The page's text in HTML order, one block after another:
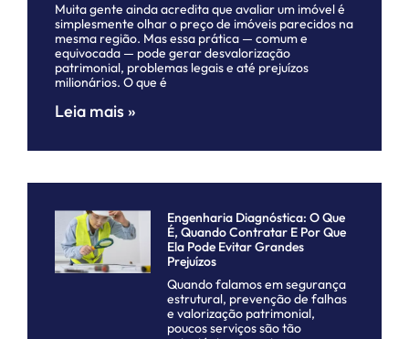
Muita gente ainda acredita que avaliar um imóvel é
simplesmente olhar o preço de imóveis parecidos na
mesma região. Mas essa prática — comum e
equivocada — pode gerar desvalorização
patrimonial, problemas legais e até prejuízos
milionários. O que é
Leia mais »
Engenharia Diagnóstica: O Que
É, Quando Contratar E Por Que
Ela Pode Evitar Grandes
Prejuízos
Quando falamos em segurança
estrutural, prevenção de falhas
e valorização patrimonial,
poucos serviços são tão